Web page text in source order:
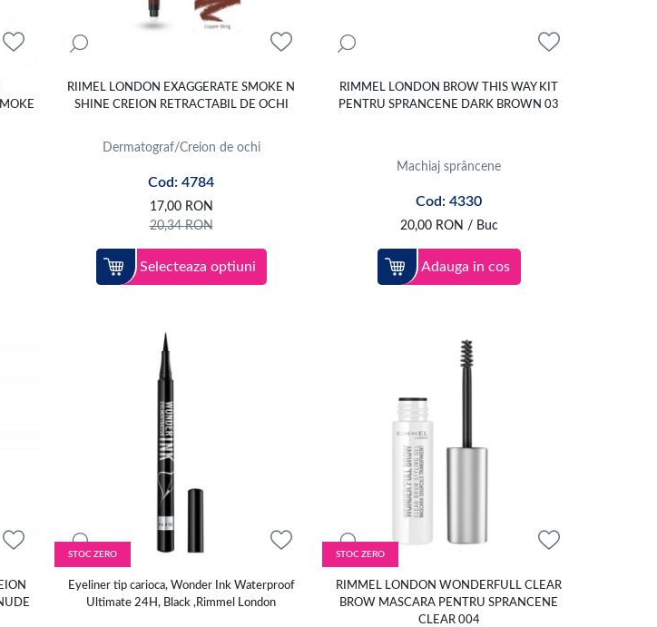
RIIMEL LONDON EXAGGERATE SMOKE N
SHINE CREION RETRACTABIL DE OCHI
Dermatograf/Creion de ochi
Cod: 4784
17,00 RON
20,34RON
Selecteaza optiuni
RIMMEL LONDON BROW THIS WAY KIT
PENTRU SPRANCENE DARK BROWN 03
Machiaj sprâncene
Cod: 4330
20,00 RON / Buc
Adauga in cos
STOC ZERO
Eyeliner tip carioca, Wonder Ink Waterproof
Ultimate 24H, Black ,Rimmel London
STOC ZERO
RIMMEL LONDON WONDERFULL CLEAR
BROW MASCARA PENTRU SPRANCENE
CLEAR 004